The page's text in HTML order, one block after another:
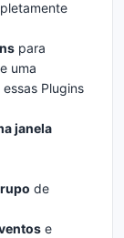
para
uma
Plugins
janela
de
e